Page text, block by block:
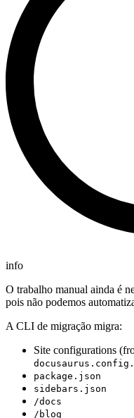
info
O trabalho manual ainda é
pois não podemos
A CLI de migração migra:
Site configurations
package.json
sidebars.json
/docs
/blog